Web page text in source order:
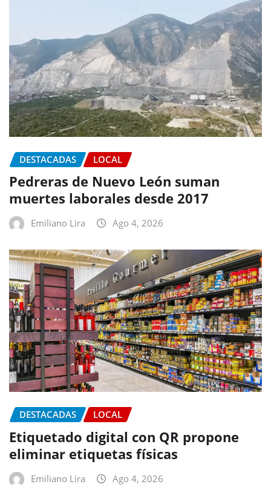
DESTACADAS LOCAL
Pedreras de Nuevo León suman
muertes laborales desde 2017
Emiliano Lira Ago 4, 2026
DESTACADAS LOCAL
Etiquetado digital con QR propone
eliminar etiquetas físicas
Emiliano Lira Ago 4, 2026